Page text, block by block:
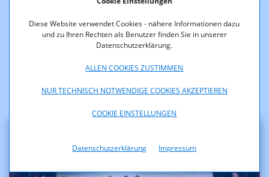
Diese Website verwendet Cookies - nähere Informationen dazu
und zu Ihren Rechten als Benutzer finden Sie in unserer
Datenschutzerklärung.
ALLEN COOKIES ZUSTIMMEN
NUR TECHNISCH NOTWENDIGE COOKIES AKZEPTIEREN
COOKIE EINSTELLUNGEN
Datenschutzerklärung Impressum